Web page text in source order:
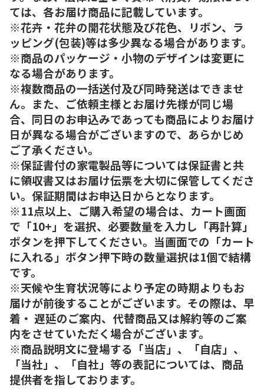
ては、各お届け商品に記載しています。
※花卉・花弁の開花状態及び花色、リボン、ラ
ッピング(包装)等は多少異なる場合があります。
※商品のパッケージ・小物のデザインは変更に
なる場合があります。
※複数商品の一括送付及び同時発送はできませ
ん。また、ご依頼主様とお届け先様が同じ場
合、同日のお申込みであっても商品によりお届け
日が異なる場合がございますので、あらかじめ
ご了承ください。
※保証書付の家電製品等については保証書と共
に領収書又はお届け伝票を大切に保管してくださ
い。保証期間はお申込日からとなります。
※11点以上、ご購入希望の場合は、カート画面
で「10+」を選択、必要数量を入力し「再計算」
ボタンを押下してください。当画面での「カート
に入れる」ボタン押下時の数量選択は1個で結構
です。
※天候や生育状況等により予定の時期よりもお
届けが前後することがございます。その際は、早
着・ 遅延のご案内、代替商品又は解約等のご案
内をさせていただく場合がございます。
※商品説明文に登場する「当店」、「自店」、
「当社」、「自社」等の表記については、商品
提供者を指しております。